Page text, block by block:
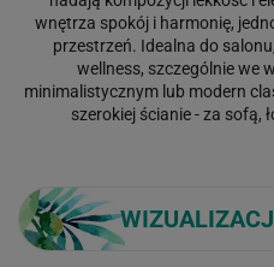
wnętrza spokój i harmonię,
przestrzeń. Idealna do
wellness, szczególnie we
minimalistycznym lub modern
szerokiej ścianie - za sofą,